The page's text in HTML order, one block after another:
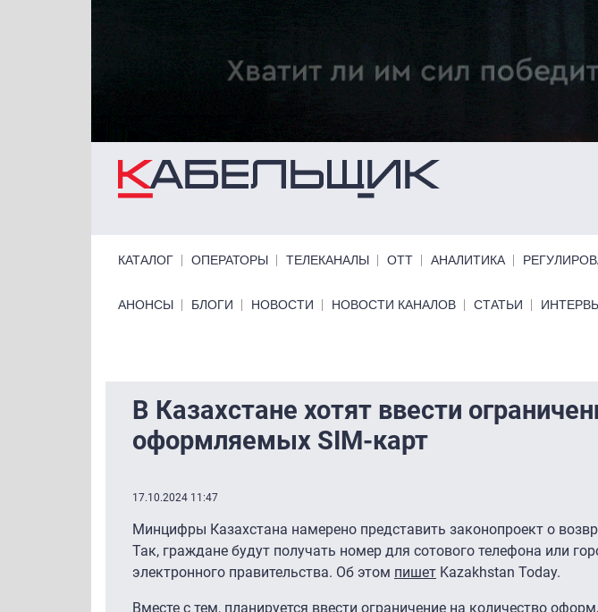
Перейти к основному содержанию
КАТАЛОГ ОПЕРАТОРЫ ТЕЛЕКАНАЛЫ ОТТ АНАЛИТИКА
Primary links bottom
АНОНСЫ БЛОГИ НОВОСТИ НОВОСТИ КАНАЛОВ СТАТЬИ
В Казахстане хотят ввести
оформляемых SIM-карт
17.10.2024 11:47
Минцифры Казахстана намерено представить законопроект о
Так, граждане будут получать номер для сотового телефона или
электронного правительства. Об этом пишет Kazakhstan Today.
Вместе с тем, планируется ввести ограничение на количество